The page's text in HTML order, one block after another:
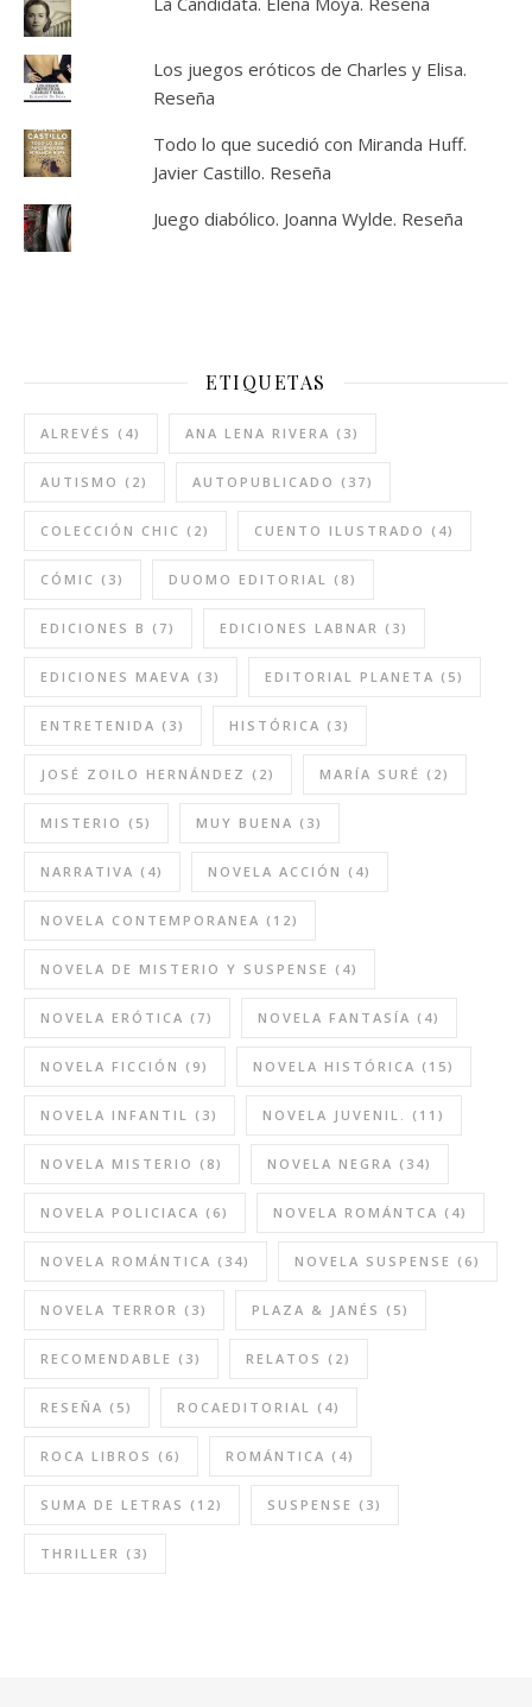
Los juegos eróticos de Charles y Elisa.
Reseña
Todo lo que sucedió con Miranda Huff.
Javier Castillo. Reseña
Juego diabólico. Joanna Wylde. Reseña
ETIQUETAS
ALREVÉS (4) ANA LENA RIVERA (3)
AUTISMO (2) AUTOPUBLICADO (37)
COLECCIÓN CHIC (2) CUENTO ILUSTRADO (4)
CÓMIC (3) DUOMO EDITORIAL (8)
EDICIONES B (7) EDICIONES LABNAR (3)
EDICIONES MAEVA (3) EDITORIAL PLANETA (5)
ENTRETENIDA (3) HISTÓRICA (3)
JOSÉ ZOILO HERNÁNDEZ (2) MARÍA SURÉ (2)
MISTERIO (5) MUY BUENA (3)
NARRATIVA (4) NOVELA ACCIÓN (4)
NOVELA CONTEMPORANEA (12)
NOVELA DE MISTERIO Y SUSPENSE (4)
NOVELA ERÓTICA (7) NOVELA FANTASÍA (4)
NOVELA FICCIÓN (9) NOVELA HISTÓRICA (15)
NOVELA INFANTIL (3) NOVELA JUVENIL. (11)
NOVELA MISTERIO (8) NOVELA NEGRA (34)
NOVELA POLICIACA (6) NOVELA ROMÁNTCA (4)
NOVELA ROMÁNTICA (34) NOVELA SUSPENSE (6)
NOVELA TERROR (3) PLAZA & JANÉS (5)
RECOMENDABLE (3) RELATOS (2)
RESEÑA (5) ROCAEDITORIAL (4)
ROCA LIBROS (6) ROMÁNTICA (4)
SUMA DE LETRAS (12) SUSPENSE (3)
THRILLER (3)